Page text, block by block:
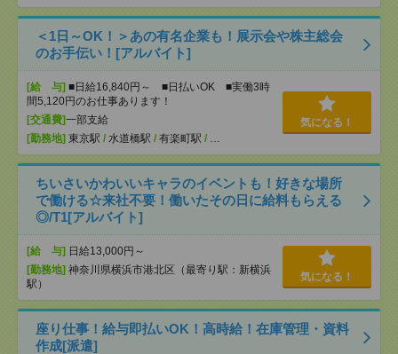
＜1日～OK！＞あの有名企業も！展示会や株主総会
のお手伝い！[アルバイト]
[給 与] ■日給16,840円～ ■日払いOK ■実働3時
間5,120円のお仕事あります！
[交通費]一部支給
[勤務地] 東京駅 / 水道橋駅 / 有楽町駅 / …
気になる！
ちいさいかわいいキャラのイベントも！好きな場所
で働ける☆来社不要！働いたその日に給料もらえる
◎/T1[アルバイト]
[給 与] 日給13,000円～
[勤務地] 神奈川県横浜市港北区（最寄り駅：新横浜
駅）
気になる！
座り仕事！給与即払いOK！高時給！在庫管理・資料
作成[派遣]